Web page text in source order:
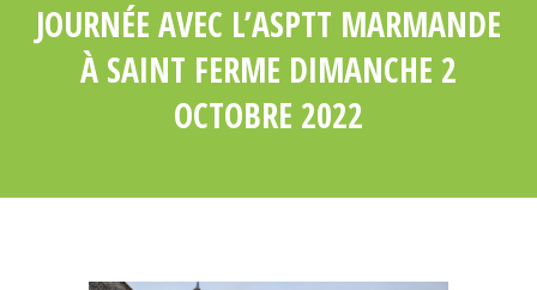
JOURNÉE AVEC L’ASPTT MARMANDE
À SAINT FERME DIMANCHE 2
OCTOBRE 2022